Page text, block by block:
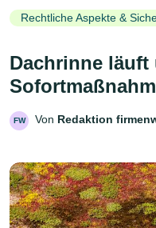
Rechtliche Aspekte &
Dachrinne läuft
FW Von Redaktion